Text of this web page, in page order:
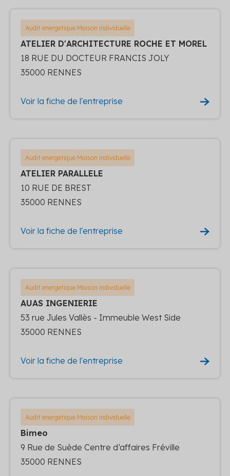
Audit energetique Maison individuelle
ATELIER D'ARCHITECTURE ROCHE ET MOREL
18 RUE DU DOCTEUR FRANCIS JOLY
35000 RENNES
Voir la fiche de l'entreprise
Audit energetique Maison individuelle
ATELIER PARALLELE
10 RUE DE BREST
35000 RENNES
Voir la fiche de l'entreprise
Audit energetique Maison individuelle
AUAS INGENIERIE
53 rue Jules Vallès - Immeuble West Side
35000 RENNES
Voir la fiche de l'entreprise
Audit energetique Maison individuelle
Bimeo
9 Rue de Suède Centre d’affaires Fréville
35000 RENNES